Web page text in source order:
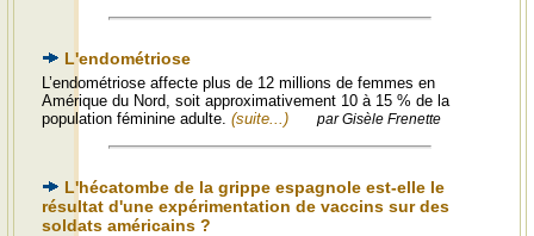
L'endométriose
L’endométriose affecte plus de 12 millions de femmes en
Amérique du Nord, soit approximativement 10 à 15 % de la
population féminine adulte. (suite...) par Gisèle Frenette
L'hécatombe de la grippe espagnole est-elle le
résultat d'une expérimentation de vaccins sur des
soldats américains ?